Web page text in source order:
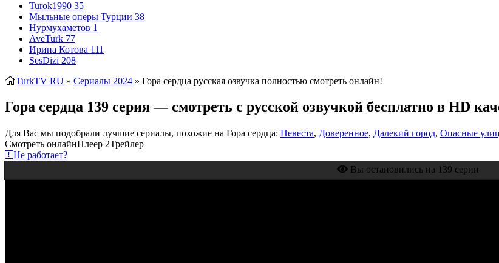
Turok1990 35
Мыльные оперы Турции 38
Нурмухаметов 1
AveTurk 77
Ирина Котова 111
SesDizi 208
TurkTV RU » Сериалы 2024 » Гора сердца русская озвучка полностью смотреть онлайн!
Гора сердца 139 серия — смотреть с русской озвучкой бесплатно в HD
Для Вас мы подобрали лучшие сериалы, похожие на Гора сердца: Невеста, Доверенное, Далекий город, Опасные
Смотреть онлайнПлеер 2Трейлер
Не работает?
Вы остановились на 139 серии